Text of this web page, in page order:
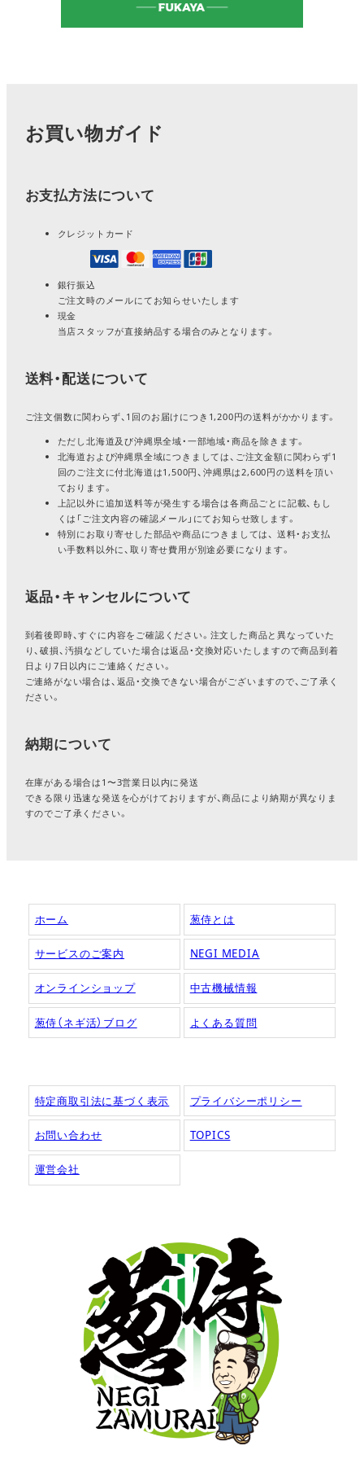
お買い物ガイド
お支払方法について
クレジットカード
銀行振込
ご注文時のメールにてお知らせいたします
現金
当店スタッフが直接納品する場合のみとなります。
送料・配送について
ご注文個数に関わらず、1回のお届けにつき1,200円の送料がかかります。
ただし北海道及び沖縄県全域・一部地域・商品を除きます。
北海道および沖縄県全域につきましては、ご注文金額に関わらず1
回のご注文に付北海道は1,500円、沖縄県は2,600円の送料を頂い
ております。
上記以外に追加送料等が発生する場合は各商品ごとに記載、もし
くは「ご注文内容の確認メール」にてお知らせ致します。
特別にお取り寄せした部品や商品につきましては、 送料・お支払
い手数料以外に、取り寄せ費用が別途必要になります。
返品・キャンセルについて
到着後即時、すぐに内容をご確認ください。注文した商品と異なっていた
り、破損、汚損などしていた場合は返品・交換対応いたしますので商品到着
日より7日以内にご連絡ください。
ご連絡がない場合は、返品・交換できない場合がございますので、ご了承く
ださい。
納期について
在庫がある場合は1〜3営業日以内に発送
できる限り迅速な発送を心がけておりますが、商品により納期が異なりま
すのでご了承ください。
ホーム 葱侍とは
サービスのご案内 NEGI MEDIA
オンラインショップ 中古機械情報
葱侍（ネギ活）ブログ よくある質問
特定商取引法に基づく表示 プライバシーポリシー
お問い合わせ TOPICS
運営会社